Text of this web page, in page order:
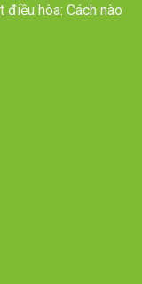
hòa: Cách nào